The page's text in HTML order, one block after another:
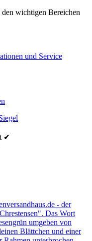
wichtigen Bereichen
und Service
✔